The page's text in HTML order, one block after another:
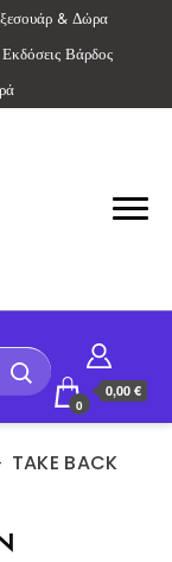
& Δώρα
Εκδόσεις Βάρδος
0
0,00 €
TAKE BACK